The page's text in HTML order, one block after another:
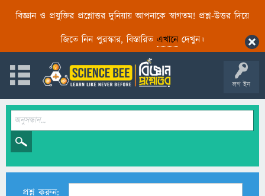
বিজ্ঞান ও প্রযুক্তির প্রশ্নোত্তর দুনিয়ায় আপনাকে স্বাগতম! প্রশ্ন-উত্তর দিয়ে
জিতে নিন পুরস্কার, বিস্তারিত এখানেদেখুন।
লগ ইন
প্রশ্ন করুন: